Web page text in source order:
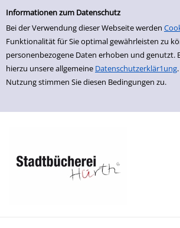
Einfache Suche
Informationen zum Datenschutz
Bei der Verwendung dieser Webseite werden
Funktionalität für Sie optimal gewährleisten zu
personenbezogene Daten erhoben und genutzt.
hierzu unsere allgemeine Datenschutzerklär1ung
Nutzung stimmen Sie diesen Bedingungen zu.
zur Navigation springen
zum Inhalt springen
Zur Detailanzeige springen